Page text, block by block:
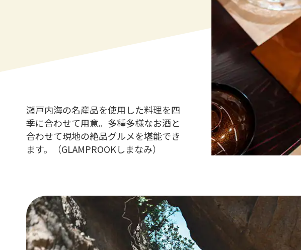
瀬戸内海の名産品を使用した料理を四
季に合わせて用意。多種多様なお酒と
合わせて現地の絶品グルメを堪能でき
ます。（GLAMPROOKしまなみ）